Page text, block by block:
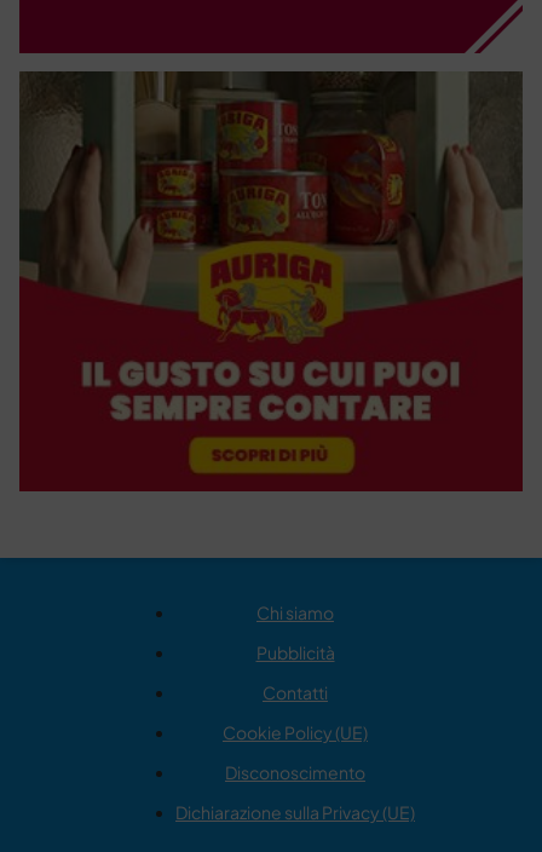
Chi siamo
Pubblicità
Contatti
Cookie Policy (UE)
Disconoscimento
Dichiarazione sulla Privacy (UE)